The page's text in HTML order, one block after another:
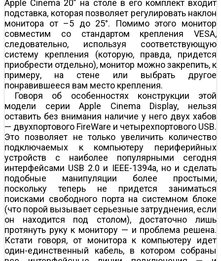
Apple Cinema 20” на столе в его комплект входит
подставка, которая позволяет регулировать наклон
монитора от –5 до 25°. Помимо этого монитор
совместим со стандартом крепления VESA,
следовательно, используя соответствующую
систему крепления (которую, правда, придется
приобрести отдельно), монитор можно закрепить, к
примеру, на стене или выбрать другое
понравившееся вам место крепления.
Говоря об особенностях конструкции этой
модели серии Apple Cinema Display, нельзя
оставить без внимания наличие у него двух хабов
— двухпортового FireWare и четырехпортового USB.
Это позволяет не только увеличить количество
подключаемых к компьютеру периферийных
устройств с наиболее популярными сегодня
интерфейсами USB 2.0 и IEEE-1394a, но и сделать
подобные манипуляции более простыми,
поскольку теперь не придется заниматься
поисками свободного порта на системном блоке
(что порой вызывает серьезные затруднения, если
он находится под столом), достаточно лишь
протянуть руку к монитору — и проблема решена.
Кстати говоря, от монитора к компьютеру идет
один-единственный кабель, в котором собраны